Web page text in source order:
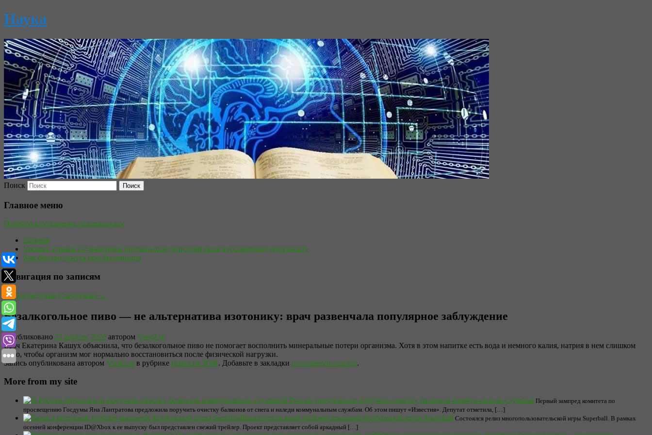
Наука
Поиск
Главное меню
Перейти к основному содержимому
Главная
Yomiuri: страны G7 намерены принять план действий по искусственному интеллекту
Как быстро уснуть при бессоннице
Навигация по записям
←Предыдущая Следующая →
Безалкогольное пиво — не альтернатива изотонику: врач развенчала популярное заблуждение
Опубликовано 21 апреля, 2026 автором Vse42.ru
Врач Екатерина Кашух объяснила, что безалкогольное пиво не помогает восполнить минеральные потери организма. Хотя в этом напитке есть вода и немного калия, натрия в нем слишком
мало, чтобы организм мог нормально восстановиться после физической нагрузки.
Запись опубликована автором Vse42.ru в рубрике Новости ЗОЖ. Добавьте в закладки постоянную ссылку.
More from my site
В России предложили поручить очистку балконов коммунальным службам Первый зампред комитета по
просвещению Госдумы Яна Лантратова предложила поручить очистку балконов от снега и наледи коммунальным службам. Об этом пишут «Известия». Депутат отметила, […]
Вышел релизный трейлер аркадной футбольной игры Superball Состоялся релиз многопользовательской игры Superball. В рамках
осенней конференции ID@Xbox к ее выпуску был представлен свежий трейлер. Проект представляет собой аркадный […]